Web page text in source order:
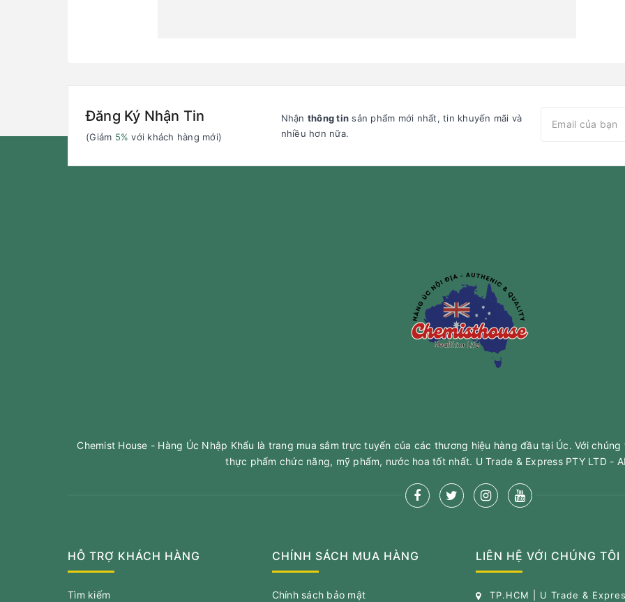
Đăng Ký Nhận Tin
(Giảm 5% với khách hàng mới)
Nhận thông tin sản phẩm mới nhất, tin khuyến mãi và
nhiều hơn nữa.
Chemist House - Hàng Úc Nhập Khẩu là trang mua sắm trực tuyến của các thương hiệu hàng đầu tại Úc. Với
thực phẩm chức năng, mỹ phấm, nước hoa tốt nhất. U Trade & Express PTY LTD -
HỖ TRỢ KHÁCH HÀNG
Tìm kiếm
CHÍNH SÁCH MUA HÀNG
Chính sách bảo mật
LIÊN HỆ VỚI CHÚNG TÔI
TP.HCM | U Trade &